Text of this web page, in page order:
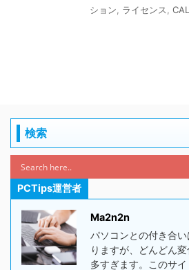
ション
ライセンス CAL
検索
PCTips運営者
Ma2n2n
パソコンとの付き合
りますが、どんどん
多すぎます。このサ